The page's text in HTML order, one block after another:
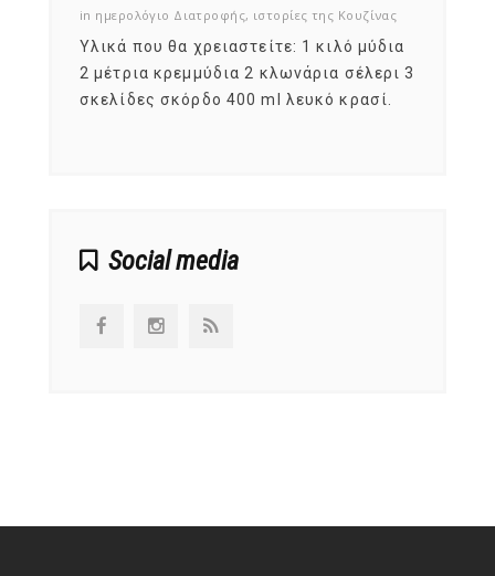
in ημερολόγιο Διατροφής, ιστορίες της Κουζίνας
Υλικά που θα χρειαστείτε: 1 κιλό μύδια
2 μέτρια κρεμμύδια 2 κλωνάρια σέλερι 3
σκελίδες σκόρδο 400 ml λευκό κρασί.
Social media